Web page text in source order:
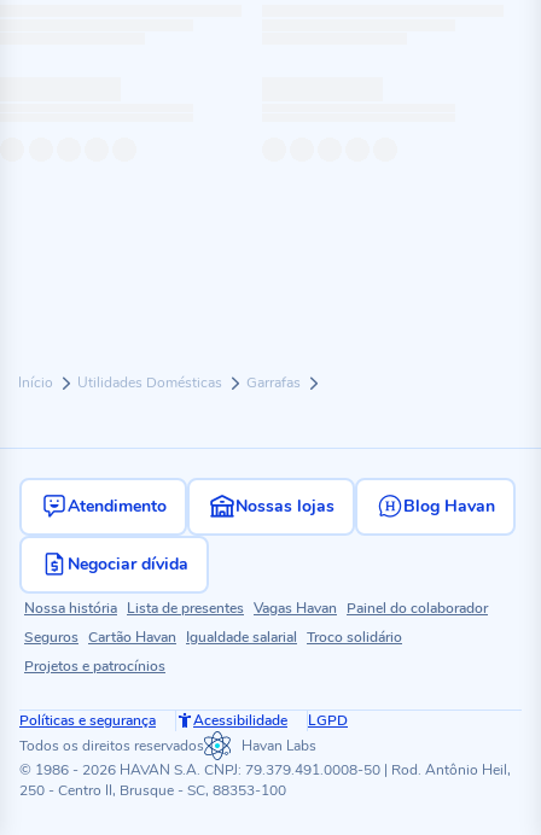
Início Utilidades Domésticas Garrafas
Atendimento Nossas lojas Blog Havan
Negociar dívida
Nossa história Lista de presentes Vagas Havan
Painel do colaborador
Seguros Cartão Havan Igualdade salarial Troco solidário
Projetos e patrocínios
Políticas e segurança Acessibilidade
LGPD
Todos os direitos reservados
Havan Labs
© 1986 - 2026 HAVAN S.A. CNPJ: 79.379.491.0008-50 | Rod. Antônio Heil,
250 - Centro II, Brusque - SC, 88353-100